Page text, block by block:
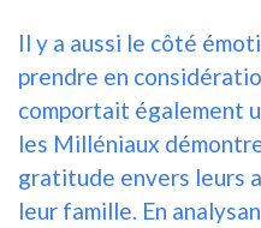
Il y a aussi le côté
prendre en
comportait également
les Milléniaux
gratitude envers leurs
leur famille. En